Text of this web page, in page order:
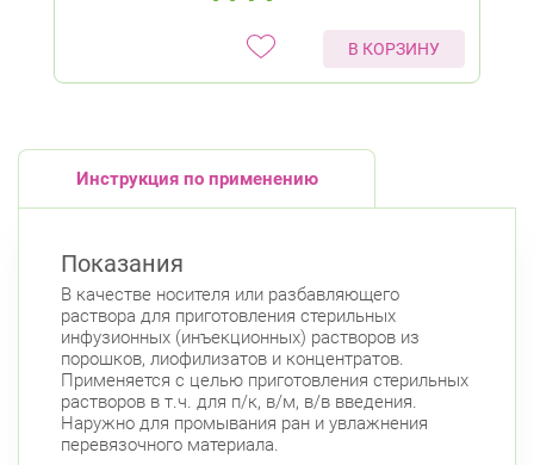
В КОРЗИНУ
Инструкция по применению
Показания
В качестве носителя или разбавляющего
раствора для приготовления стерильных
инфузионных (инъекционных) растворов из
порошков, лиофилизатов и концентратов.
Применяется с целью приготовления стерильных
растворов в т.ч. для п/к, в/м, в/в введения.
Наружно для промывания ран и увлажнения
перевязочного материала.